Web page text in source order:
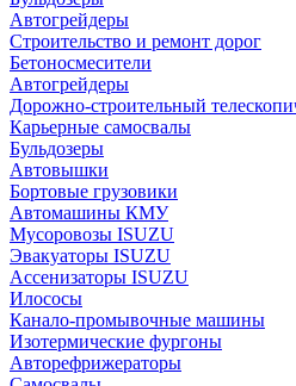
Автогрейдеры
Строительство и ремонт дорог
Бетоносмесители
Автогрейдеры
Дорожно-строительный
Карьерные самосвалы
Бульдозеры
Автовышки
Бортовые грузовики
Автомашины КМУ
Мусоровозы ISUZU
Эвакуаторы ISUZU
Ассенизаторы ISUZU
Илососы
Канало-промывочные машины
Изотермические фургоны
Авторефрижераторы